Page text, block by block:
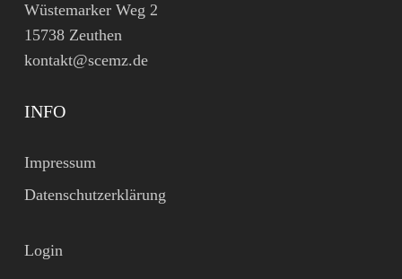
Wüstemarker Weg 2
15738 Zeuthen
kontakt@scemz.de
INFO
Impressum
Datenschutzerklärung
Login